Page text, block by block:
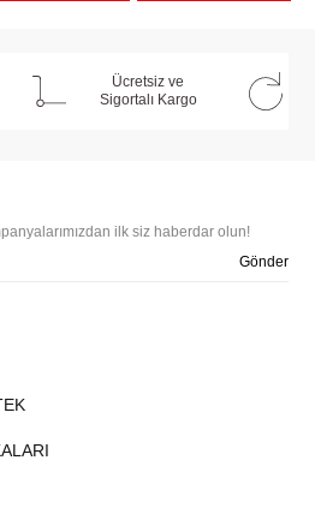
Ücretsiz ve
Sigortalı Kargo
ilk siz haberdar olun!
Gönder